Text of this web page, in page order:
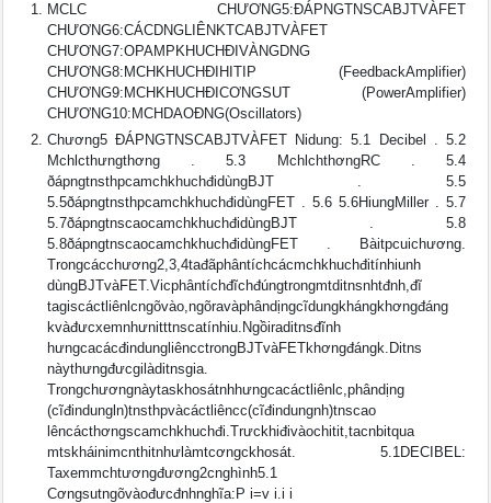
MCLC CHƯƠNG5:ÐÁPNGTNSCABJTVÀFET
CHƯƠNG6:CÁCDNGLIÊNKTCABJTVÀFET
CHƯƠNG7:OPAMPKHUCHÐIVÀNGDNG
CHƯƠNG8:MCHKHUCHÐIHITIP (FeedbackAmplifier)
CHƯƠNG9:MCHKHUCHÐICƠNGSUT (PowerAmplifier)
CHƯƠNG10:MCHDAOÐNG(Oscillators)
Chương5 ÐÁPNGTNSCABJTVÀFET Nidung: 5.1 Decibel . 5.2
Mchlcthưngthơng . 5.3 MchlchthơngRC . 5.4
ðápngtnsthpcamchkhuchđidùngBJT . 5.5
5.5ðápngtnsthpcamchkhuchđidùngFET . 5.6 5.6HiungMiller . 5.7
5.7ðápngtnscaocamchkhuchđidùngBJT . 5.8
5.8ðápngtnscaocamchkhuchđidùngFET . Bàitpcuichương.
Trongcácchương2,3,4tađãphântíchcácmchkhuchđitínhiunh
dùngBJTvàFET.Vicphântíchđĩchđúngtrongmtditnsnhtđnh,đĩ
tagiscáctliênlcngõvào,ngõravàphândịngcĩdungkhángkhơngđáng
kvàđưcxemnhưnitttnscatínhiu.Ngồiraditnsđĩnh
hưngcacácđindungliêncctrongBJTvàFETkhơngđángk.Ditns
nàythưngđưcgilàditnsgia.
Trongchươngnàytaskhosátnhhưngcacáctliênlc,phândịng
(cĩđindungln)tnsthpvàcáctliêncc(cĩđindungnh)tnscao
lêncácthơngscamchkhuchđi.Trưckhiđivàochitit,tacnbitqua
mtskháinimcnthitnhưlàmtcơngckhosát. 5.1DECIBEL:
Taxemmchtươngđương2cnghình5.1
Cơngsutngõvàođưcđnhnghĩa:P i=v i.i i